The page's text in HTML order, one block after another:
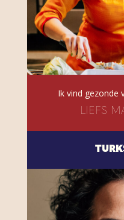
Ik vind gezonde
LIEFS